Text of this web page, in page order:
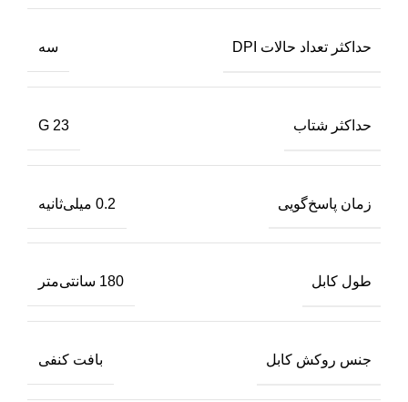
حداکثر تعداد حالات DPI سه
حداکثر شتاب 23 G
زمان پاسخ‌گویی 0.2 میلی‌ثانیه
طول کابل 180 سانتی‌متر
جنس روکش کابل بافت کنفی